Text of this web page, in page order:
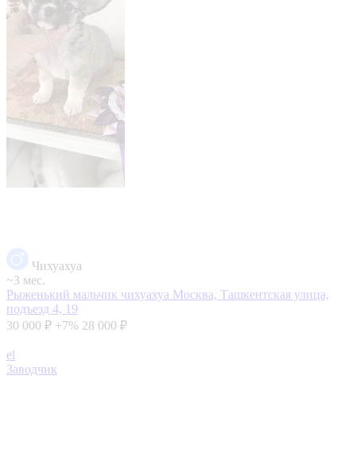
Чихуахуа
~3 мес.
Рыженький мальчик чихуахуа Москва, Ташкентская улица,
подъезд 4, 19
30 000 ₽ +7% 28 000 ₽
el
Заводчик